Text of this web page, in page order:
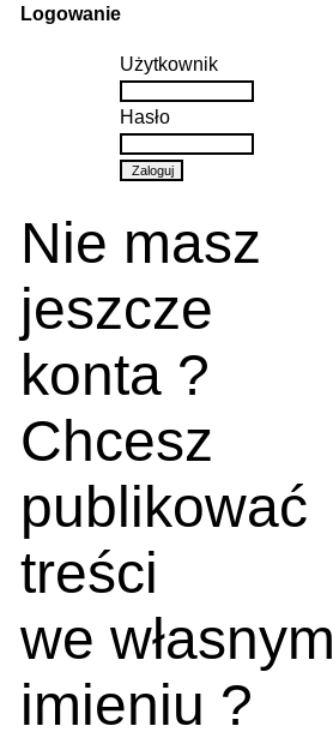
Logowanie
Użytkownik
Hasło
Nie masz
jeszcze
konta ?
Chcesz
publikować
treści
we własnym
imieniu ?